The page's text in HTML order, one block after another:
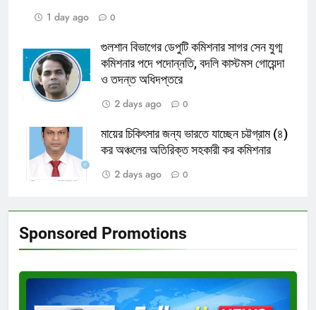
1 day ago 0
গুলশান বিভাগের ডেপুটি কমিশনার সাগর সেন যুগ্ম
কমিশনার পদে পদোন্নতি, বদলি কাস্টমস গোয়েন্দা
ও তদন্ত অধিদপ্তরে
2 days ago
0
মায়ের চিকিৎসার জন্য ভারতে যাচ্ছেন চট্টগ্রাম (৪)
কর অঞ্চলের অতিরিক্ত সহকারী কর কমিশনার
2 days ago
0
Sponsored Promotions
Ad